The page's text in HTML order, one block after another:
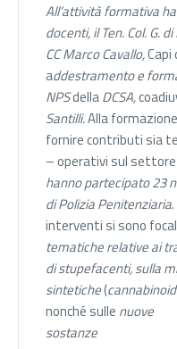
All’attività formativa
docenti, il Ten. Col. G.
CC Marco Cavallo,Capi
addestramento e
NPSdellaDCSA,
Santilli.Alla
fornire contributi sia
– operativi sul
hanno partecipato 23
di Polizia Penitenziaria
interventi si sono
tematiche relative ai
di stupefacenti, sulla
sintetiche(
nonché sulle nuove
sostanze